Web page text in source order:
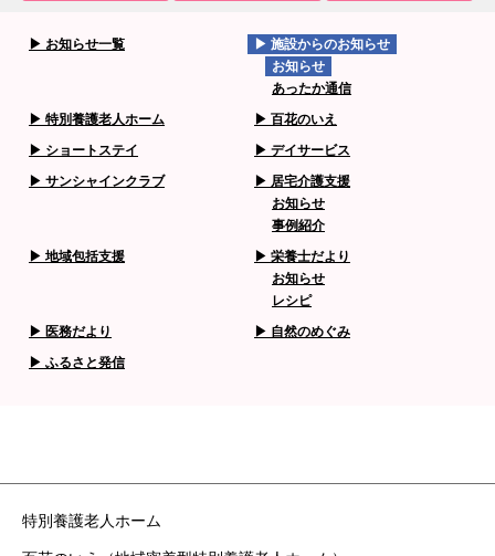
お知らせ一覧
施設からのお知らせ
お知らせ
あったか通信
特別養護老人ホーム
百花のいえ
ショートステイ
デイサービス
サンシャインクラブ
居宅介護支援
お知らせ
事例紹介
地域包括支援
栄養士だより
お知らせ
レシピ
医務だより
自然のめぐみ
ふるさと発信
特別養護老人ホーム